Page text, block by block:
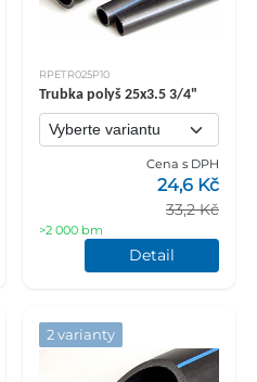
RPETR025P10
Trubka polyš 25x3.5 3/4"
Cena s DPH
33,2 Kč
24,6 Kč
>2 000 bm
Detail
2 varianty